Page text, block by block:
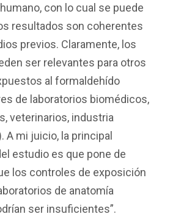
con lo cual se puede
resultados son coherentes
previos. Claramente, los
ser relevantes para otros
al formaldehído
de laboratorios biomédicos,
veterinarios, industria
A mi juicio, la principal
estudio es que pone de
los controles de exposición
de anatomía
ser insuficientes”.